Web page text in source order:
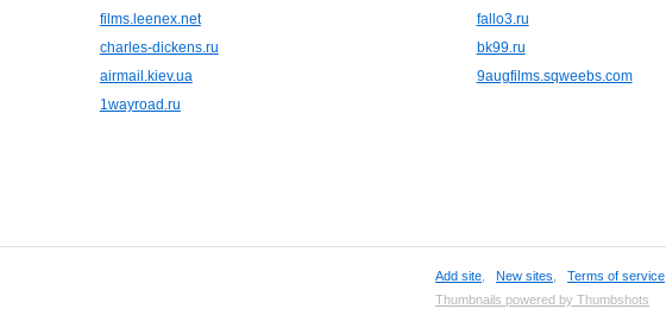
films.leenex.net
fallo3.ru
charles-dickens.ru
bk99.ru
airmail.kiev.ua
9augfilms.sqweebs.com
1wayroad.ru
Add site New sites Terms of service
Thumbnails powered by Thumbshots